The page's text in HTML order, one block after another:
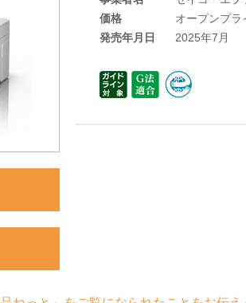
価格
オープンプラ
発売年月日
2025年7月